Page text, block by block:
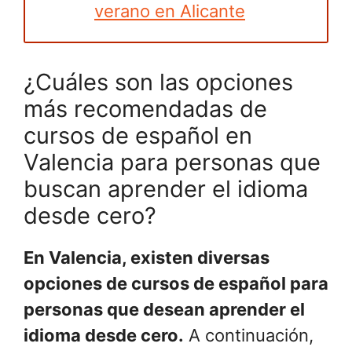
verano en Alicante
¿Cuáles son las opciones
más recomendadas de
cursos de español en
Valencia para personas que
buscan aprender el idioma
desde cero?
En Valencia, existen diversas
opciones de cursos de español para
personas que desean aprender el
idioma desde cero. A continuación,